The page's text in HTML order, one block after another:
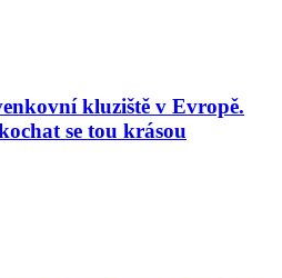
kluziště v Evropě.
se tou krásou